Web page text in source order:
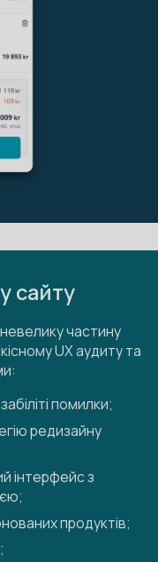
сайту
частину
UX аудиту та
помилки;
редизайну
інтерфейс з
продуктів;